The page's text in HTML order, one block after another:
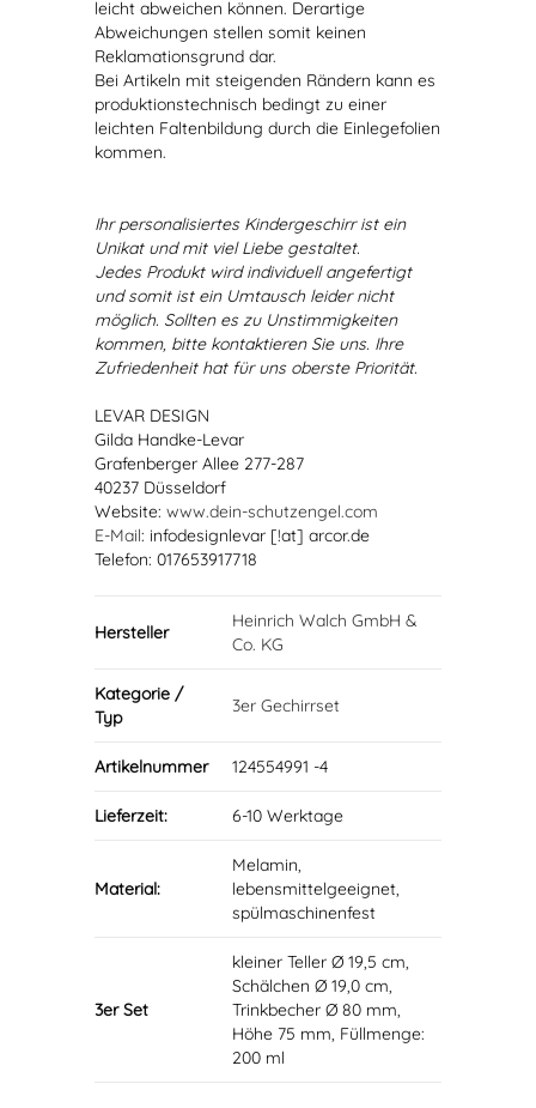
leicht abweichen können. Derartige
Abweichungen stellen somit keinen
Reklamationsgrund dar.
Bei Artikeln mit steigenden Rändern kann es
produktionstechnisch bedingt zu einer
leichten Faltenbildung durch die Einlegefolien
kommen.
Ihr personalisiertes Kindergeschirr ist ein
Unikat und mit viel Liebe gestaltet.
Jedes Produkt wird individuell angefertigt
und somit ist ein Umtausch leider nicht
möglich. Sollten es zu Unstimmigkeiten
kommen, bitte kontaktieren Sie uns. Ihre
Zufriedenheit hat für uns oberste Priorität.
LEVAR DESIGN
Gilda Handke-Levar
Grafenberger Allee 277-287
40237 Düsseldorf
Website: www.dein-schutzengel.com
E-Mail: infodesignlevar [!at] arcor.de
Telefon: 017653917718
Hersteller
Heinrich Walch GmbH &
Co. KG
Kategorie /
Typ
3er Gechirrset
Artikelnummer 124554991 -4
Lieferzeit: 6-10 Werktage
Material:
Melamin,
lebensmittelgeeignet,
spülmaschinenfest
3er Set
kleiner Teller Ø 19,5 cm,
Schälchen Ø 19,0 cm,
Trinkbecher Ø 80 mm,
Höhe 75 mm, Füllmenge:
200 ml